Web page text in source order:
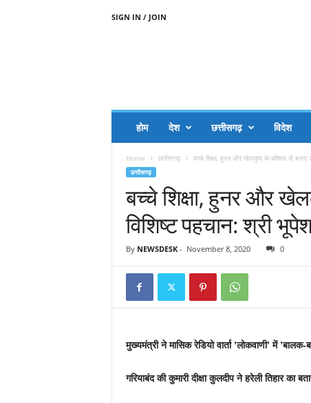
SIGN IN / JOIN
होम देश छत्तीसगढ़ विदेश
Home छत्तीसगढ़ बच्चे शिक्षा, हुनर और खेलकूद के कौशल से बनाए
छत्तीसगढ़
बच्चे शिक्षा, हुनर और
विशिष्ट पहचान: श्री
By NEWSDESK- November 8, 2020 0
मुख्यमंत्री ने मासिक रेडियो वार्ता ’लोकवाणी’ में
गरियाबंद की कुमारी दीक्षा कुलदीप ने हरेली तिहार का